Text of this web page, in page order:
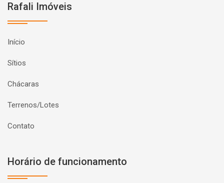
Rafali Imóveis
Início
Sítios
Chácaras
Terrenos/Lotes
Contato
Horário de funcionamento